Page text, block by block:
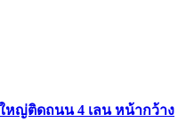
หญ่ติดถนน 4 เลน หน้ากว้าง